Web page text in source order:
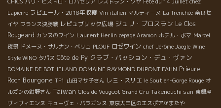
CHICS パリ・ビストロ・ロバセリア レストラン・ソヤ Fête du 14 Juillet chez
Lapierre ラピエール・2018年収穫 Vin italien マルティーヌ La Trenchée 奈良セ
イヤ フランス決勝戦 レピュブリック広場 ジュリ・ブロスラン Le Clos
Rougeard カンヌのワイン Laurent Herlin cepage Aramon ホテル・ボマ Marcel
夜景 ドメーヌ・サルナン・ベリュ PLOUF ロゼワイン chef Jérôme Jaegle Wine
Style WINO タパス Côte de Py クラブ・パッション・デュ・ヴァン
DOMAINE DE BOTHELAND DOMAINE RAYMOND DUPONT FAHN Prieure
Roch Bourgone TF1 山田マサ子さん レミ・スリエ le Soutien-Gorge Rouge オ
ルガンの紺野さん Taiwan Clos de Vougeot Grand Cru Takenouchi san 東銀座
ヴィヴィエンヌ キューヴェ・バラガンヌ 東京大田区のエスポアかまたや